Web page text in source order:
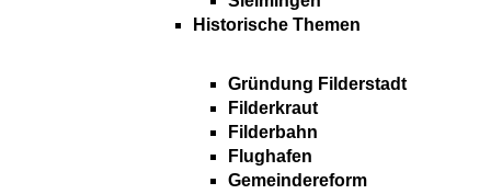
Historische Themen
Gründung Filderstadt
Filderkraut
Filderbahn
Flughafen
Gemeindereform